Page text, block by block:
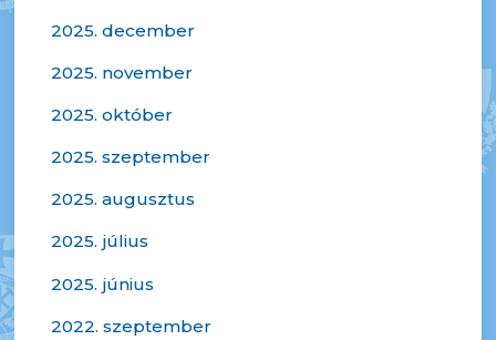
2025. december
2025. november
2025. október
2025. szeptember
2025. augusztus
2025. július
2025. június
2022. szeptember